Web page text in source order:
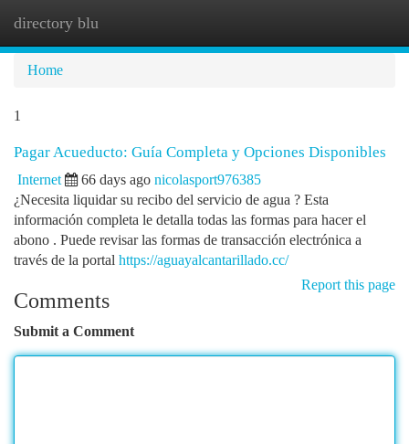
directory blu
Home
1
Pagar Acueducto: Guía Completa y Opciones Disponibles
Internet 66 days ago nicolasport976385
¿Necesita liquidar su recibo del servicio de agua ? Esta
información completa le detalla todas las formas para hacer el
abono . Puede revisar las formas de transacción electrónica a
través de la portal https://aguayalcantarillado.cc/
Report this page
Comments
Submit a Comment